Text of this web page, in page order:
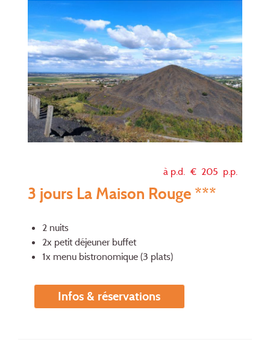
à p.d. € 205 p.p.
3 jours La Maison Rouge ***
2 nuits
2x petit déjeuner buffet
1x menu bistronomique (3 plats)
Infos & réservations